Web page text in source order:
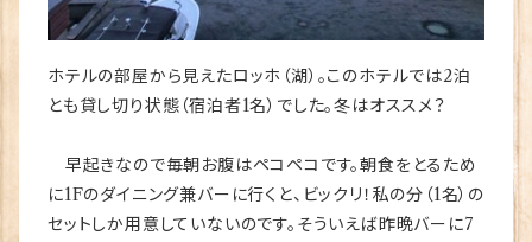
ホテルの部屋から見えたロッホ（湖）。このホテルでは2泊
とも貸し切り状態（宿泊者1名）でした。冬はオススメ？
早起きなので毎朝お腹はペコペコです。朝食をとるため
に1Fのダイニング兼バーに行くと、ビックリ！私の分（1名）の
セットしか用意していないのです。そういえば昨晩バーに7